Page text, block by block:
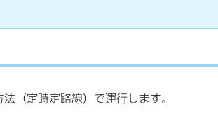
（定時定路線）で運行します。